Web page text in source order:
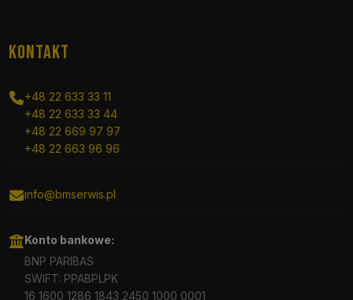
KONTAKT
+48 22 633 33 11
+48 22 633 33 44
+48 22 669 97 97
+48 22 663 96 96
info@bmserwis.pl
Konto bankowe:
BNP PARIBAS
SWIFT: PPABPLPK
16 1600 1286 1843 2450 1000 0001